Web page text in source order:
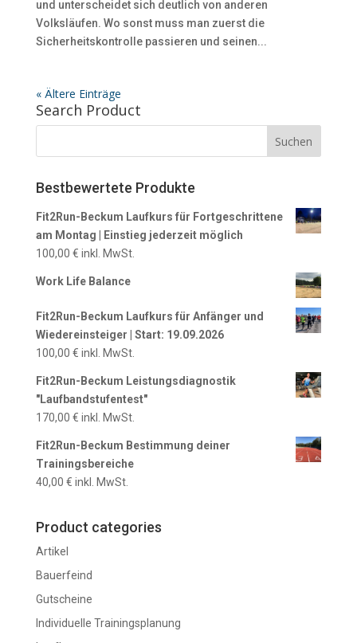
und unterscheidet sich deutlich von anderen
Volksläufen. Wo sonst muss man zuerst die
Sicherheitskontrolle passieren und seinen...
« Ältere Einträge
Search Product
Bestbewertete Produkte
Fit2Run-Beckum Laufkurs für Fortgeschrittene
am Montag | Einstieg jederzeit möglich
100,00 € inkl. MwSt.
Work Life Balance
Fit2Run-Beckum Laufkurs für Anfänger und
Wiedereinsteiger | Start: 19.09.2026
100,00 € inkl. MwSt.
Fit2Run-Beckum Leistungsdiagnostik
"Laufbandstufentest"
170,00 € inkl. MwSt.
Fit2Run-Beckum Bestimmung deiner
Trainingsbereiche
40,00 € inkl. MwSt.
Product categories
Artikel
Bauerfeind
Gutscheine
Individuelle Trainingsplanung